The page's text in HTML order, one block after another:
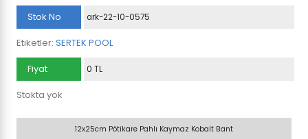
Stok No ark-22-10-0575
Etiketler: SERTEK POOL
Fiyat
0 TL
Stokta yok
12x25cm Pötikare Pahlı Kaymaz Kobalt Bant